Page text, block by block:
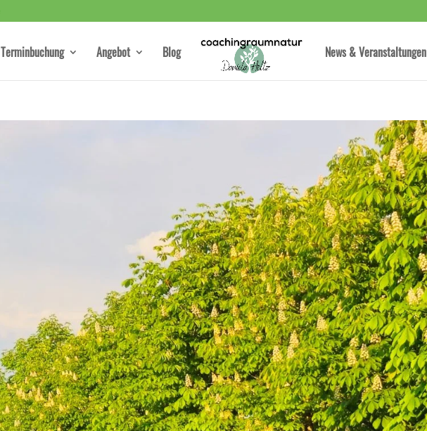
Terminbuchung Angebot Blog News & Veranstaltungen